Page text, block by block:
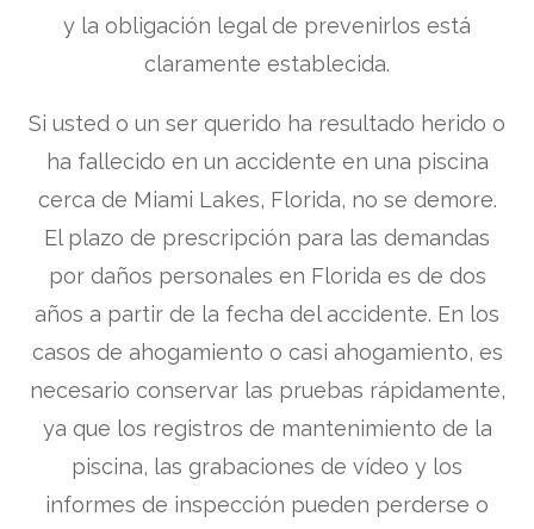
y la obligación legal de prevenirlos está
claramente establecida.
Si usted o un ser querido ha resultado herido o
ha fallecido en un accidente en una piscina
cerca de Miami Lakes, Florida, no se demore.
El plazo de prescripción para las demandas
por daños personales en Florida es de dos
años a partir de la fecha del accidente. En los
casos de ahogamiento o casi ahogamiento, es
necesario conservar las pruebas rápidamente,
ya que los registros de mantenimiento de la
piscina, las grabaciones de vídeo y los
informes de inspección pueden perderse o